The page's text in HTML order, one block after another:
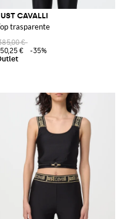
CAVALLI
trasparente
€
€
-35%